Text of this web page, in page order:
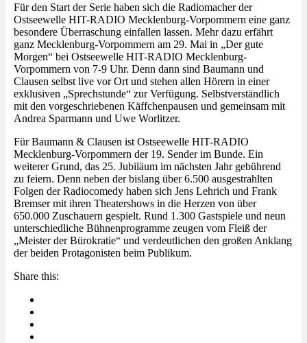
Für den Start der Serie haben sich die Radiomacher der
Ostseewelle HIT-RADIO Mecklenburg-Vorpommern eine ganz
besondere Überraschung einfallen lassen. Mehr dazu erfährt
ganz Mecklenburg-Vorpommern am 29. Mai in „Der gute
Morgen“ bei Ostseewelle HIT-RADIO Mecklenburg-
Vorpommern von 7-9 Uhr. Denn dann sind Baumann und
Clausen selbst live vor Ort und stehen allen Hörern in einer
exklusiven „Sprechstunde“ zur Verfügung. Selbstverständlich
mit den vorgeschriebenen Käffchenpausen und gemeinsam mit
Andrea Sparmann und Uwe Worlitzer.
Für Baumann & Clausen ist Ostseewelle HIT-RADIO
Mecklenburg-Vorpommern der 19. Sender im Bunde. Ein
weiterer Grund, das 25. Jubiläum im nächsten Jahr gebührend
zu feiern. Denn neben der bislang über 6.500 ausgestrahlten
Folgen der Radiocomedy haben sich Jens Lehrich und Frank
Bremser mit ihren Theatershows in die Herzen von über
650.000 Zuschauern gespielt. Rund 1.300 Gastspiele und neun
unterschiedliche Bühnenprogramme zeugen vom Fleiß der
„Meister der Bürokratie“ und verdeutlichen den großen Anklang
der beiden Protagonisten beim Publikum.
Share this: